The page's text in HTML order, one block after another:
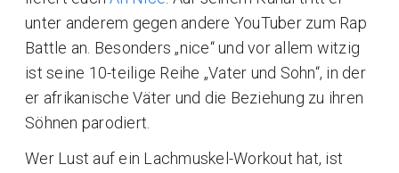
unter anderem gegen andere YouTuber zum Rap
Battle an. Besonders „nice“ und vor allem witzig
ist seine 10-teilige Reihe „Vater und Sohn“, in der
er afrikanische Väter und die Beziehung zu ihren
Söhnen parodiert.
Wer Lust auf ein Lachmuskel-Workout hat, ist